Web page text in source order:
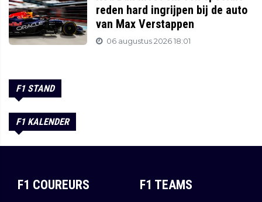
reden hard ingrijpen bij de auto
van Max Verstappen
06 augustus 2026 18:01
F1 STAND
F1 KALENDER
F1 COUREURS F1 TEAMS